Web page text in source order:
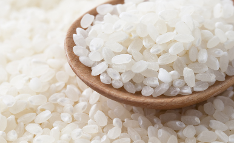
お買
お米オンライ